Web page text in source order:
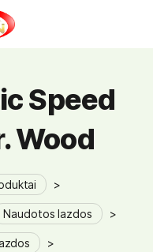
Speed
Wood
>
Naudotos lazdos >
>